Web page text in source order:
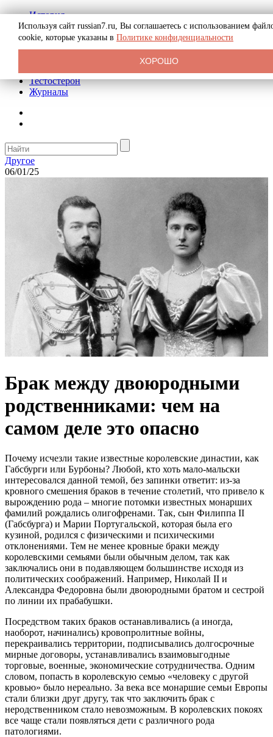
История
Биография
Криминал
Реклама на сайте
Тестостерон
Журналы
Другое
06/01/25
Брак между двоюродными
родственниками: чем на
самом деле это опасно
Почему исчезли такие известные королевские династии, как
Габсбурги или Бурбоны? Любой, кто хоть мало-мальски
интересовался данной темой, без запинки ответит: из-за
кровного смешения браков в течение столетий, что привело к
вырождению рода – многие потомки известных монарших
фамилий рождались олигофренами. Так, сын Филиппа II
(Габсбурга) и Марии Португальской, которая была его
кузиной, родился с физическими и психическими
отклонениями. Тем не менее кровные браки между
королевскими семьями были обычным делом, так как
заключались они в подавляющем большинстве исходя из
политических соображений. Например, Николай II и
Александра Федоровна были двоюродными братом и сестрой
по линии их прабабушки.
Посредством таких браков останавливались (а иногда,
наоборот, начинались) кровопролитные войны,
перекраивались территории, подписывались долгосрочные
мирные договоры, устанавливались взаимовыгодные
торговые, военные, экономические сотрудничества. Одним
словом, попасть в королевскую семью «человеку с другой
кровью» было нереально. За века все монаршие семьи Европы
стали близки друг другу, так что заключить брак с
неродственником стало невозможным. В королевских покоях
все чаще стали появляться дети с различного рода
патологиями.
Используя сайт russian7.ru, Вы соглашаетесь с использованием
cookie, которые указаны в Политике конфиденциальности
ХОРОШО